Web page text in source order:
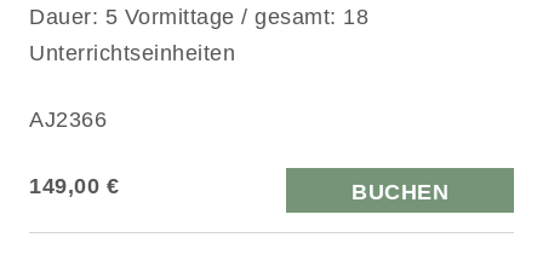
Dauer: 5 Vormittage / gesamt: 18
Unterrichtseinheiten
AJ2366
149,00 € BUCHEN